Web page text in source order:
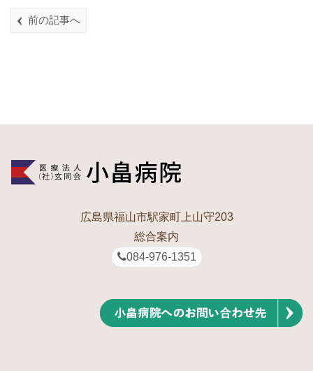
前の記事へ
広島県福山市駅家町上山守203
総合案内
084-976-1351